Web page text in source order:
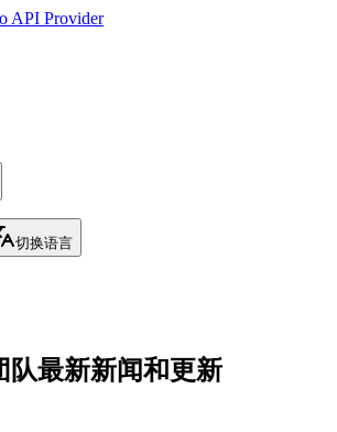
API Provider
切换语言
队最新新闻和更新